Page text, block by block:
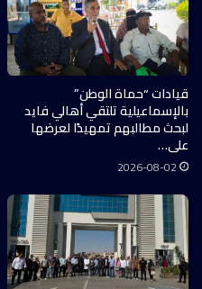
قيادات “حماة الوطن”
بالإسماعيلية تلتقي أهالي فايد
لبحث مطالبهم تمهيدًا لعرضها
على…
2026-08-02